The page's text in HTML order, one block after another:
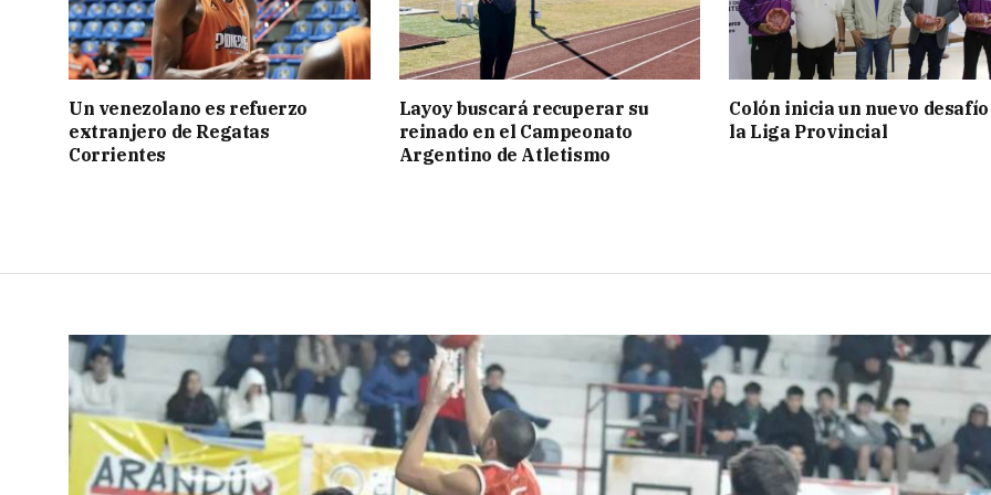
Un venezolano es refuerzo
extranjero de Regatas
Corrientes
Layoy buscará recuperar su
reinado en el Campeonato
Argentino de Atletismo
Colón inicia un nuevo
la Liga Provincial